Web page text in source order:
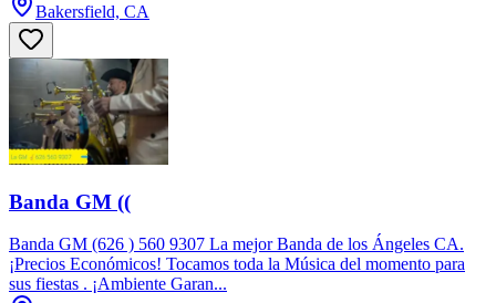
Bakersfield, CA
Banda GM ((
Banda GM (626 ) 560 9307 La mejor Banda de los Ángeles CA.
¡Precios Económicos! Tocamos toda la Música del momento para
sus fiestas . ¡Ambiente Garan...